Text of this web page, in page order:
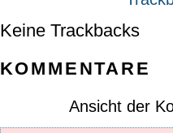
Keine Trackbacks
KOMMENTARE
Ansicht der